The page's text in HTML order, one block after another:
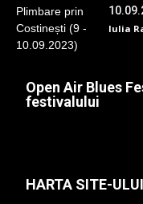
Iulia
Open Air Blues
festivalului
HARTA SITE-ULUI